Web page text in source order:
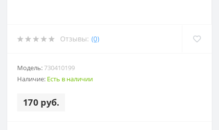
Отзывы: (0)
Модель:730410199
Наличие: Есть в наличии
170 руб.